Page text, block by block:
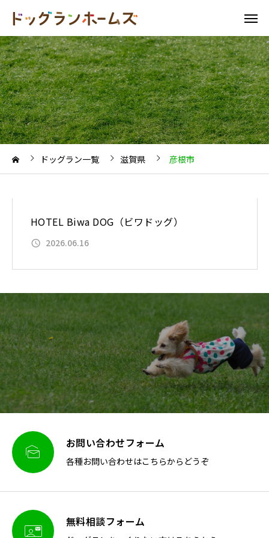
ドッグラン一覧 滋賀県 彦根市
HOTEL Biwa DOG（ビワドッグ）
2026.06.16
 お問い合わせフォーム
各種お問い合わせはこちらからどうぞ
 無料相談フォーム